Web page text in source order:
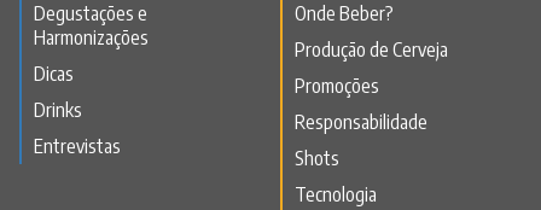
Degustações e
Harmonizações
Dicas
Drinks
Entrevistas
Onde Beber?
Produção de Cerveja
Promoções
Responsabilidade
Shots
Tecnologia